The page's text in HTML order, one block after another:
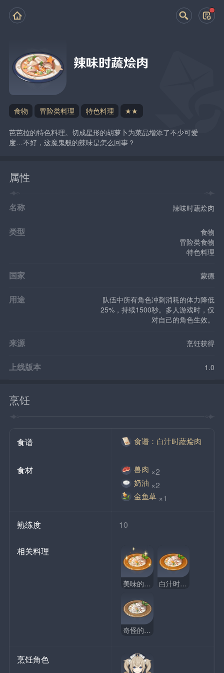
辣味时蔬烩肉
食物 冒险类料理 特色料理 ★★
芭芭拉的特色料理。切成星形的胡萝卜为菜品增添了不少可爱
度…不好，这魔鬼般的辣味是怎么回事？
属性
名称 辣味时蔬烩肉
类型
食物
冒险类食物
特色料理
国家 蒙德
用途
队伍中所有角色冲刺消耗的体力降低
25%，持续1500秒。多人游戏时，仅
对自己的角色生效。
来源 烹饪获得
上线版本 1.0
烹饪
食谱 食谱：白汁时蔬烩肉
食材 兽肉 ×2
奶油 ×2
金鱼草 ×1
熟练度 10
相关料理
美味的白汁时蔬烩肉 白汁时蔬烩肉
奇怪的白汁时蔬烩肉
烹饪角色